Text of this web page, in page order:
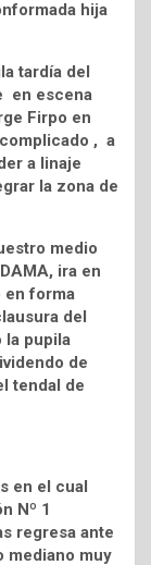
hija
tardía del
en escena
Firpo en
, a
a linaje
la zona de
medio
ira en
en forma
del
la pupila
de
tendal de
en el cual
Nº 1
regresa ante
mediano muy